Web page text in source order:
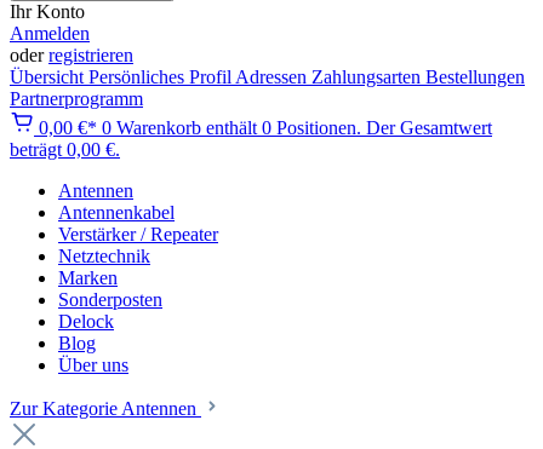
Ihr Konto
Anmelden
oderregistrieren
Übersicht Persönliches Profil Adressen Zahlungsarten Bestellungen
Partnerprogramm
0,00 €* 0 Warenkorb enthält 0 Positionen. Der Gesamtwert
beträgt 0,00 €.
Antennen
Antennenkabel
Verstärker / Repeater
Netztechnik
Marken
Sonderposten
Delock
Blog
Über uns
Zur Kategorie Antennen